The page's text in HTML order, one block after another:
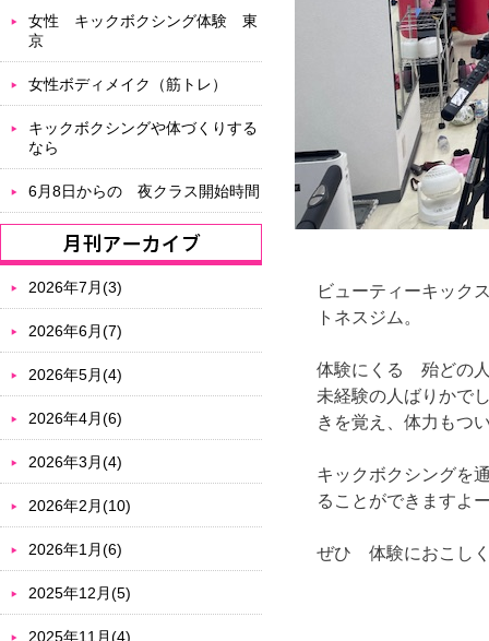
ビューティーキック
トネスジム。
体験にくる 殆どの
未経験の人ばりかで
きを覚え、体力も
キックボクシングを
ることができますよ
ぜひ 体験におこし
女性 キックボクシング体験 東
京
女性ボディメイク（筋トレ）
キックボクシングや体づくりする
なら
6月8日からの 夜クラス開始時間
2026年7月(3)
2026年6月(7)
2026年5月(4)
2026年4月(6)
2026年3月(4)
2026年2月(10)
2026年1月(6)
2025年12月(5)
2025年11月(4)